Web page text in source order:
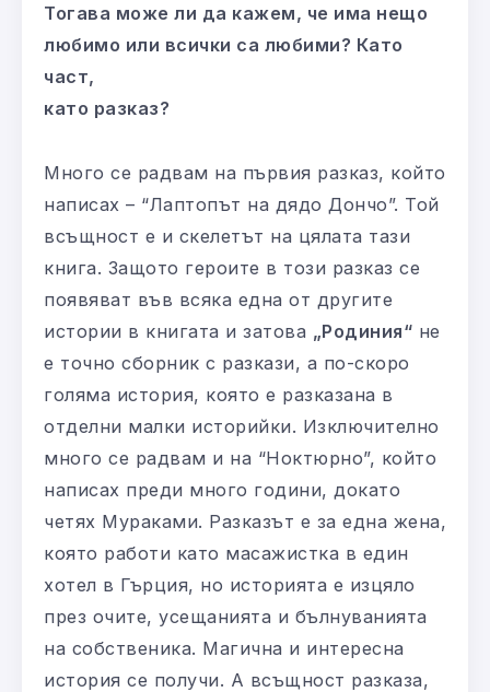
Тогава може ли да кажем, че има нещо
любимо или всички са любими? Като
част,
като разказ?
Много се радвам на първия разказ, който
написах – “Лаптопът на дядо Дончо”. Той
всъщност е и скелетът на цялата тази
книга. Защото героите в този разказ се
появяват във всяка една от другите
истории в книгата и затова „Родиния“ не
е точно сборник с разкази, а по-скоро
голяма история, която е разказана в
отделни малки историйки. Изключително
много се радвам и на “Ноктюрно”, който
написах преди много години, докато
четях Мураками. Разказът е за една жена,
която работи като масажистка в един
хотел в Гърция, но историята е изцяло
през очите, усещанията и бълнуванията
на собственика. Магична и интересна
история се получи. А всъщност разказа,